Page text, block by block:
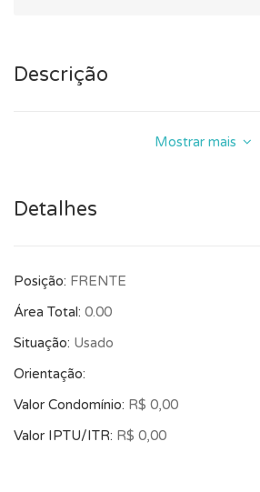
Descrição
Mostrar mais
Detalhes
Posição: FRENTE
Área Total: 0.00
Situação: Usado
Orientação:
Valor Condomínio: R$ 0,00
Valor IPTU/ITR: R$ 0,00